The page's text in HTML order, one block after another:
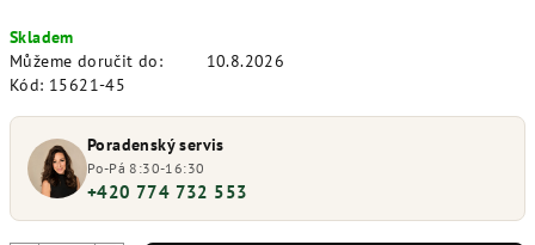
cena:
Skladem
Můžeme doručit do:
10.8.2026
Kód: 15621-45
Poradenský servis
Po-Pá 8:30-16:30
+420 774 732 553